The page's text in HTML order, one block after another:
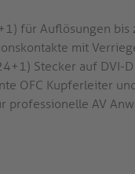
für Auflösungen
mit
Stecker auf DVI-
OFC Kupferleiter
professionelle AV